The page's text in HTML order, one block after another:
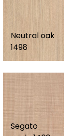
Neutral oak
1498
Segato